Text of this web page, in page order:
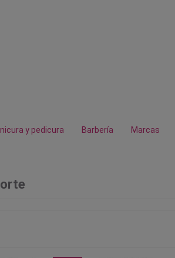
y pedicura Barbería Marcas